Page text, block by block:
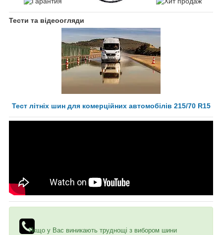
Тести та відеоогляди
Тест літніх шин для комерційних автомобілів 215/70 R15
Якщо у Вас виникають труднощі з вибором шини